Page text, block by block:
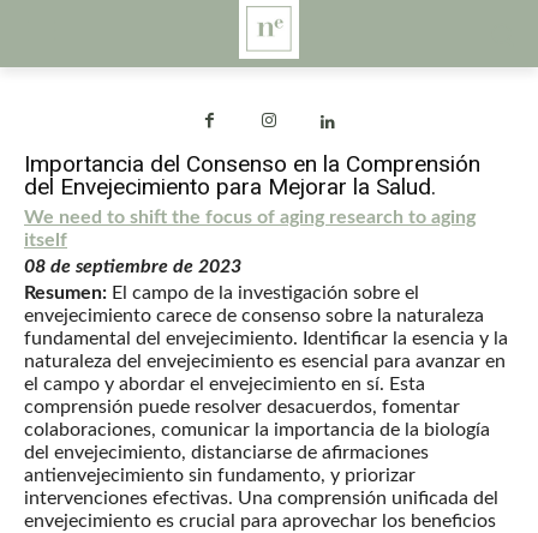
Importancia del Consenso en la Comprensión
del Envejecimiento para Mejorar la Salud.
We need to shift the focus of aging research to aging
itself
08 de septiembre de 2023
Resumen: El campo de la investigación sobre el
envejecimiento carece de consenso sobre la naturaleza
fundamental del envejecimiento. Identificar la esencia y la
naturaleza del envejecimiento es esencial para avanzar en
el campo y abordar el envejecimiento en sí. Esta
comprensión puede resolver desacuerdos, fomentar
colaboraciones, comunicar la importancia de la biología
del envejecimiento, distanciarse de afirmaciones
antienvejecimiento sin fundamento, y priorizar
intervenciones efectivas. Una comprensión unificada del
envejecimiento es crucial para aprovechar los beneficios